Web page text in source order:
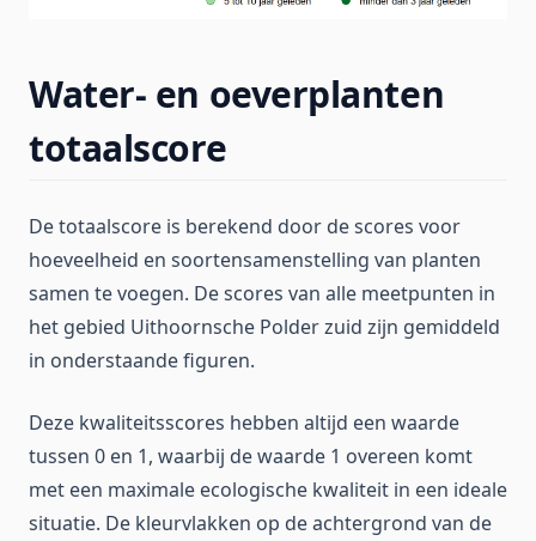
Water- en oeverplanten
totaalscore
De totaalscore is berekend door de scores voor
hoeveelheid en soortensamenstelling van planten
samen te voegen. De scores van alle meetpunten in
het gebied Uithoornsche Polder zuid zijn gemiddeld
in onderstaande figuren.
Deze kwaliteitsscores hebben altijd een waarde
tussen 0 en 1, waarbij de waarde 1 overeen komt
met een maximale ecologische kwaliteit in een ideale
situatie. De kleurvlakken op de achtergrond van de